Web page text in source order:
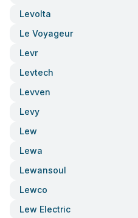
Levolta
Le Voyageur
Levr
Levtech
Levven
Levy
Lew
Lewa
Lewansoul
Lewco
Lew Electric